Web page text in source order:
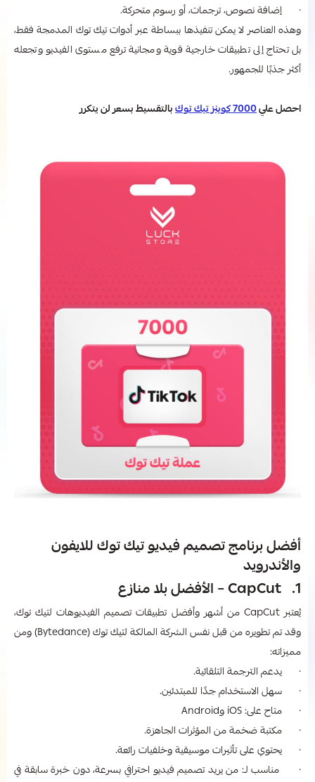
· إضافة نصوص، ترجمات، أو رسوم متحركة.
وهذه العناصر لا يمكن تنفيذها ببساطة عبر أدوات تيك توك المدمجة فقط،
بل تحتاج إلى تطبيقات خارجية قوية ومجانية ترفع مستوى الفيديو وتجعله
أكثر جذبًا للجمهور.
احصل علي7000 كوينز تيك توك بالتقسيط بسعر لن يتكرر
أفضل برنامج تصميم فيديو تيك توك للايفون
والأندرويد
1. CapCut – الأفضل بلا منازع
يُعتبر CapCut من أشهر وأفضل تطبيقات تصميم الفيديوهات لتيك توك،
وقد تم تطويره من قبل نفس الشركة المالكة لتيك توك (Bytedance) ومن
مميزاته:
· يدعم الترجمة التلقائية.
· سهل الاستخدام جدًا للمبتدئين.
· متاح على: iOS وAndroid
· مكتبة ضخمة من المؤثرات الجاهزة.
· يحتوي على تأثيرات موسيقية وخلفيات رائعة.
· مناسب لـ: من يريد تصميم فيديو احترافي بسرعة، دون خبرة سابقة في